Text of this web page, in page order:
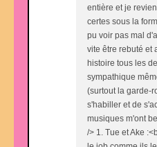
entière et je
certes sous la
pu voir pas mal
vite être rebuté et
histoire tous les
sympathique
(surtout la garde-
s'habiller et de
musiques m'ont
/> 1. Tue et Ake